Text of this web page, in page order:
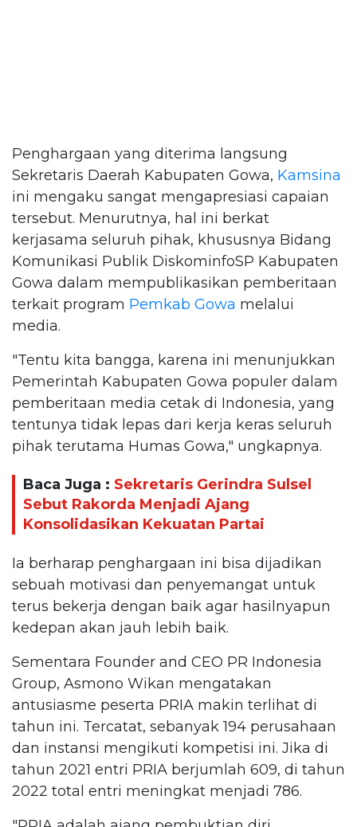
Penghargaan yang diterima langsung
Sekretaris Daerah Kabupaten Gowa, Kamsina
ini mengaku sangat mengapresiasi capaian
tersebut. Menurutnya, hal ini berkat
kerjasama seluruh pihak, khususnya Bidang
Komunikasi Publik DiskominfoSP Kabupaten
Gowa dalam mempublikasikan pemberitaan
terkait program Pemkab Gowa melalui
media.
"Tentu kita bangga, karena ini menunjukkan
Pemerintah Kabupaten Gowa populer dalam
pemberitaan media cetak di Indonesia, yang
tentunya tidak lepas dari kerja keras seluruh
pihak terutama Humas Gowa," ungkapnya.
Baca Juga : Sekretaris Gerindra Sulsel
Sebut Rakorda Menjadi Ajang
Konsolidasikan Kekuatan Partai
Ia berharap penghargaan ini bisa dijadikan
sebuah motivasi dan penyemangat untuk
terus bekerja dengan baik agar hasilnyapun
kedepan akan jauh lebih baik.
Sementara Founder and CEO PR Indonesia
Group, Asmono Wikan mengatakan
antusiasme peserta PRIA makin terlihat di
tahun ini. Tercatat, sebanyak 194 perusahaan
dan instansi mengikuti kompetisi ini. Jika di
tahun 2021 entri PRIA berjumlah 609, di tahun
2022 total entri meningkat menjadi 786.